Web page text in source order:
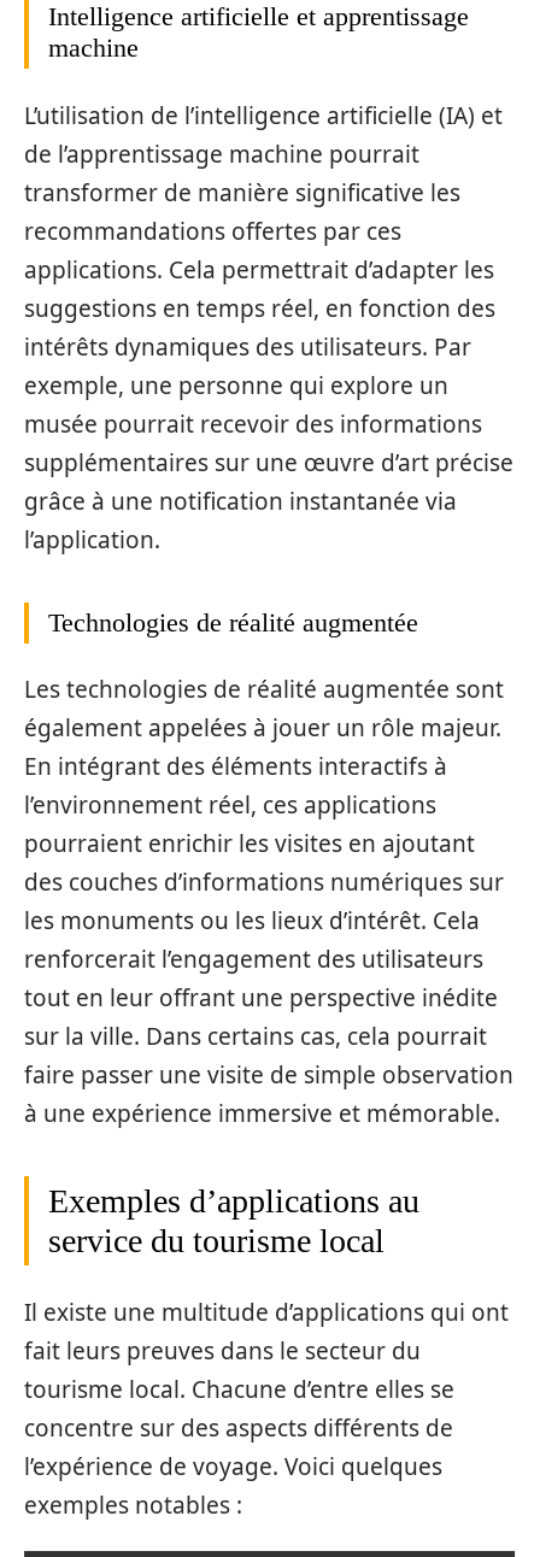
Intelligence artificielle et apprentissage
machine
L’utilisation de l’intelligence artificielle (IA) et
de l’apprentissage machine pourrait
transformer de manière significative les
recommandations offertes par ces
applications. Cela permettrait d’adapter les
suggestions en temps réel, en fonction des
intérêts dynamiques des utilisateurs. Par
exemple, une personne qui explore un
musée pourrait recevoir des informations
supplémentaires sur une œuvre d’art précise
grâce à une notification instantanée via
l’application.
Technologies de réalité augmentée
Les technologies de réalité augmentée sont
également appelées à jouer un rôle majeur.
En intégrant des éléments interactifs à
l’environnement réel, ces applications
pourraient enrichir les visites en ajoutant
des couches d’informations numériques sur
les monuments ou les lieux d’intérêt. Cela
renforcerait l’engagement des utilisateurs
tout en leur offrant une perspective inédite
sur la ville. Dans certains cas, cela pourrait
faire passer une visite de simple observation
à une expérience immersive et mémorable.
Exemples d’applications au
service du tourisme local
Il existe une multitude d’applications qui ont
fait leurs preuves dans le secteur du
tourisme local. Chacune d’entre elles se
concentre sur des aspects différents de
l’expérience de voyage. Voici quelques
exemples notables :